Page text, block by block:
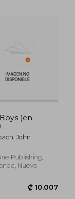
(en
John
Publishing,
Nuevo